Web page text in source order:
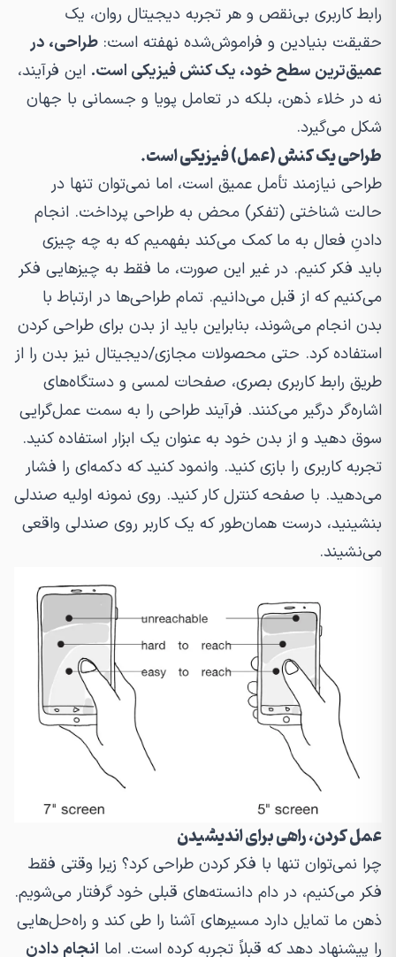
رابط کاربری بی‌نقص و هر تجربه دیجیتال روان، یک
حقیقت بنیادین و فراموش‌شده نهفته است: طراحی، در
عمیق‌ترین سطح خود، یک کنش فیزیکی است. این فرآیند،
نه در خلاء ذهن، بلکه در تعامل پویا و جسمانی با جهان
شکل می‌گیرد.
طراحی یک کنش (عمل) فیزیکی است.
طراحی نیازمند تأمل عمیق است، اما نمی‌توان تنها در
حالت شناختی (تفکر) محض به طراحی پرداخت. انجام
دادنِ فعال به ما کمک می‌کند بفهمیم که به چه چیزی
باید فکر کنیم. در غیر این صورت، ما فقط به چیزهایی فکر
می‌کنیم که از قبل می‌دانیم. تمام طراحی‌ها در ارتباط با
بدن انجام می‌شوند، بنابراین باید از بدن برای طراحی کردن
استفاده کرد. حتی محصولات مجازی/دیجیتال نیز بدن را از
طریق رابط کاربری بصری، صفحات لمسی و دستگاه‌های
اشاره‌گر درگیر می‌کنند. فرآیند طراحی را به سمت عمل‌گرایی
سوق دهید و از بدن خود به عنوان یک ابزار استفاده کنید.
تجربه کاربری را بازی کنید. وانمود کنید که دکمه‌ای را فشار
می‌دهید. با صفحه کنترل کار کنید. روی نمونه اولیه صندلی
بنشینید، درست همان‌طور که یک کاربر روی صندلی واقعی
می‌نشیند.
عمل کردن، راهی برای اندیشیدن
چرا نمی‌توان تنها با فکر کردن طراحی کرد؟ زیرا وقتی فقط
فکر می‌کنیم، در دام دانسته‌های قبلی خود گرفتار می‌شویم.
ذهن ما تمایل دارد مسیرهای آشنا را طی کند و راه‌حل‌هایی
را پیشنهاد دهد که قبلاً تجربه کرده است. اما انجام دادن